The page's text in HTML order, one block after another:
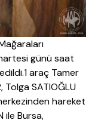
günü saat
araç Tamer
Tolga SATIOĞLU
hareket
ile Bursa,